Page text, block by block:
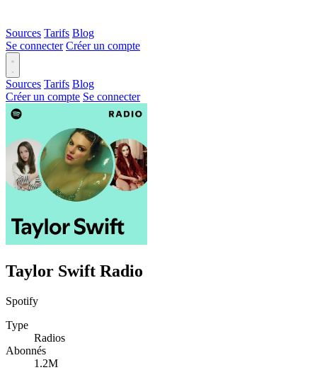
Sources Tarifs Blog
Se connecter Créer un compte
Sources Tarifs Blog
Créer un compte Se connecter
Taylor Swift Radio
Spotify
Type
Radios
Abonnés
1.2M